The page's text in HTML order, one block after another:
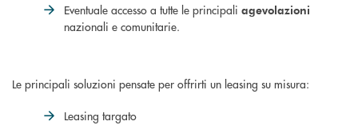
Eventuale accesso a tutte le principali agevolazioni
nazionali e comunitarie.
Le principali soluzioni pensate per offrirti un leasing su misura:
Leasing targato